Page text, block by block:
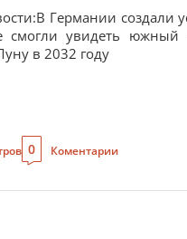
Германии создали
смогли увидеть южный
в 2032 году
0 Коментарии